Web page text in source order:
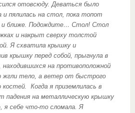
отовсюду. Деваться было
и пялилась на стол, пока топот
и ближе. Подождите… Стол! Стол
и накрыт сверху толстой
Я схватила крышку и
крышку перед собой, прыгнула в
находившихся на противоположной
жгли тело, а ветер от быстрого
костей. Когда я приземлилась в
падения на металлическую крышку
я себе что-то сломала. Я